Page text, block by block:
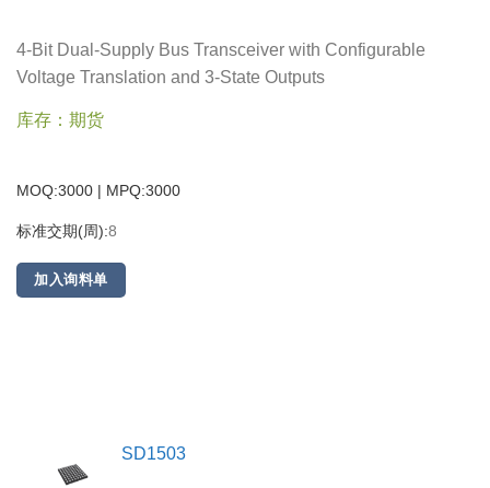
4-Bit Dual-Supply Bus Transceiver with Configurable
Voltage Translation and 3-State Outputs
库存：期货
MOQ:3000 | MPQ:3000
标准交期(周):8
加入询料单
SD1503